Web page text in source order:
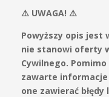
⚠️ UWAGA! ⚠️
Powyższy opis jest
nie stanowi oferty
Cywilnego.
zawarte
one zawierać błędy